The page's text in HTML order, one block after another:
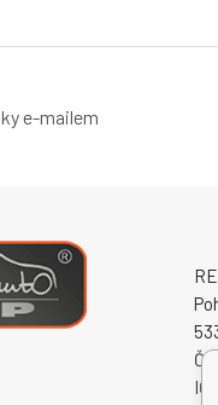
e-mailem